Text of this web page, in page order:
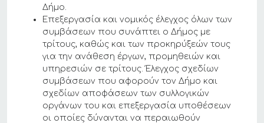
Δήμο.
Επεξεργασία και νομικός έλεγχος όλων των
συμβάσεων που συνάπτει ο Δήμος με
τρίτους, καθώς και των προκηρύξεών τους
για την ανάθεση έργων, προμηθειών και
υπηρεσιών σε τρίτους. Έλεγχος σχεδίων
συμβάσεων που αφορούν τον Δήμο και
σχεδίων αποφάσεων των συλλογικών
οργάνων του και επεξεργασία υποθέσεων
οι οποίες δύνανται να περαιωθούν